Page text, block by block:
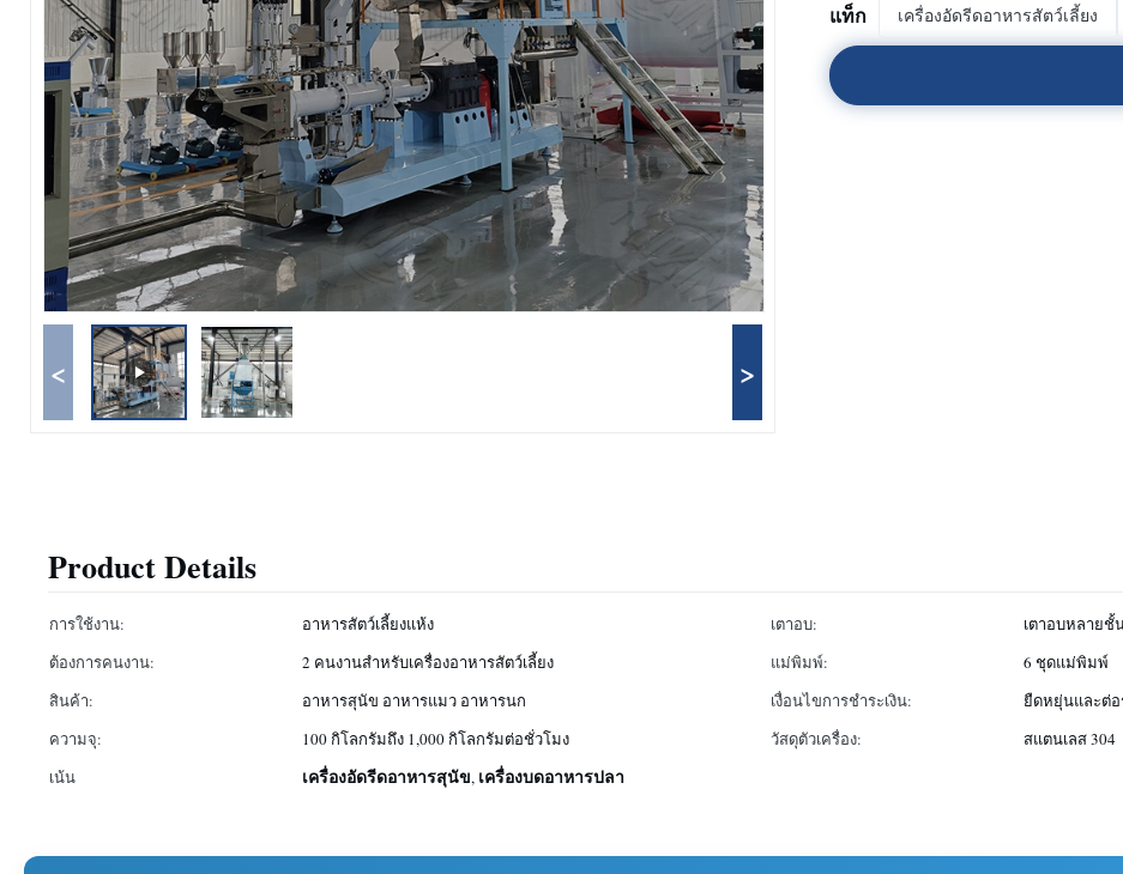
< >
แท็ก เครื่องอัดรีดอาหารสัตว์เลี้ยง
Product Details
การใช้งาน: อาหารสัตว์เลี้ยงแห้ง เตาอบ:
เตาอบหลายชั้
ต้องการคนงาน:
2 คนงานสำหรับเครื่องอาหารสัตว์เลี้ยง แม่พิมพ์:
6 ชุดแม่พิมพ์
สินค้า:
อาหารสุนัข อาหารแมว อาหารนก เงื่อนไขการชำระเงิน:
ยืดหยุ่นและต่อ
ความจุ:
100 กิโลกรัมถึง 1,000 กิโลกรัมต่อชั่วโมง วัสดุตัวเครื่อง:
สแตนเลส 304
เน้น
เครื่องอัดรีดอาหารสุนัข, เครื่องบดอาหารปลา